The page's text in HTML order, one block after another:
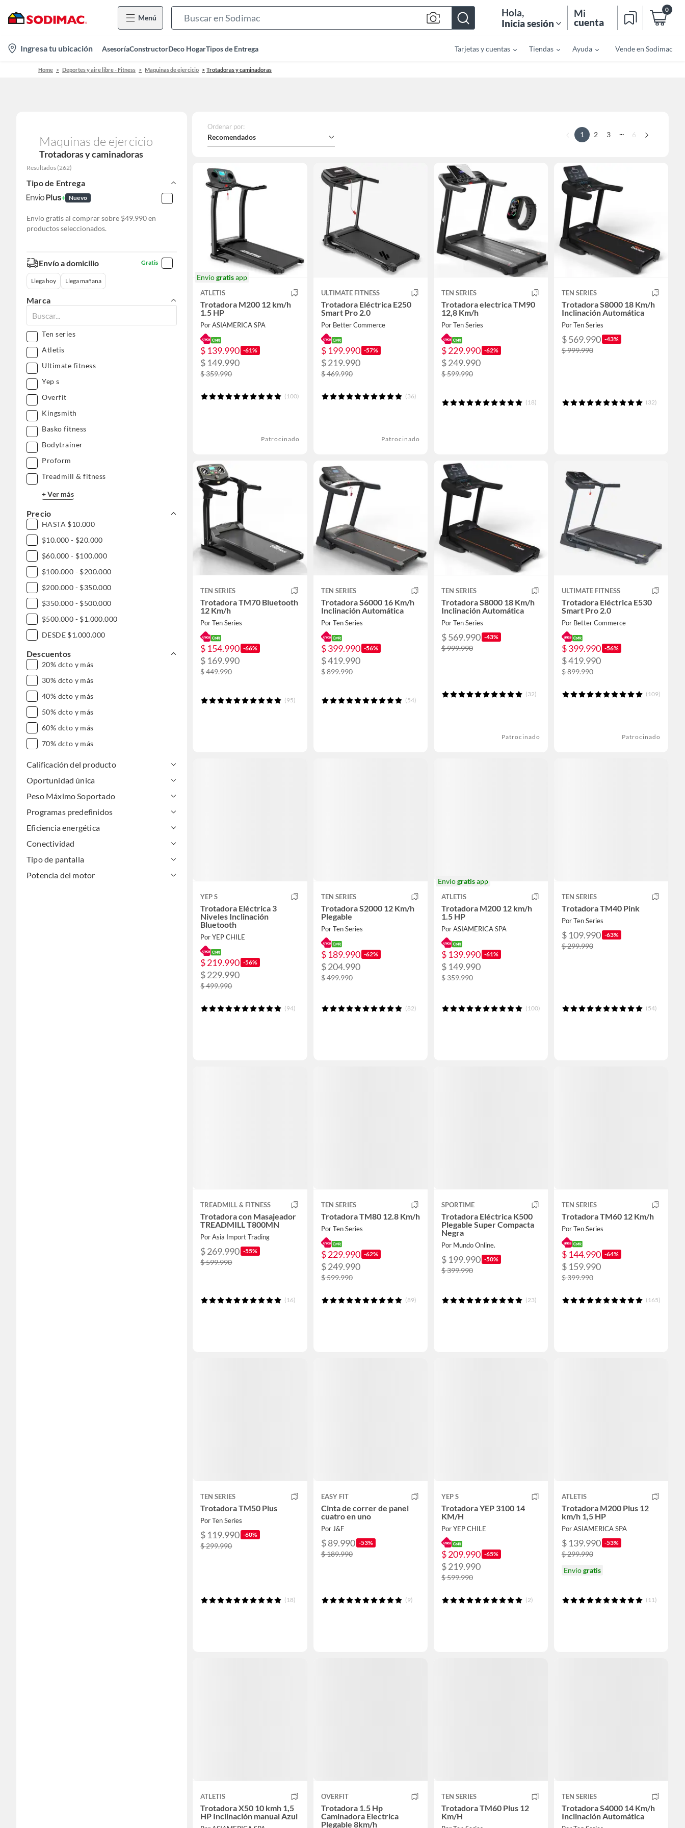
Menú
Bar
Hola,
Inicia sesión
Mi
cuenta
0
location-
icon
Ingresa tu ubicación AsesoríaConstructorDeco HogarTipos de Entrega Tarjetas y cuentas Tiendas Ayuda Vende en Sodimac
Home Deportes y aire libre - Fitness Maquinas de ejercicio Trotadoras y caminadoras
Maquinas de ejercicio
Trotadoras y caminadoras
Resultados (262)
Tipo de Entrega
Nuevo
Envío gratis al comprar sobre $49.990 en
productos seleccionados.
Envío a domicilio Gratis
Llega hoy Llega mañana
Marca
Ten series
Atletis
Ultimate fitness
Yep s
Overfit
Kingsmith
Basko fitness
Bodytrainer
Proform
Treadmill & fitness
+ Ver más
Precio
HASTA $10.000
$10.000 - $20.000
$60.000 - $100.000
$100.000 - $200.000
$200.000 - $350.000
$350.000 - $500.000
$500.000 - $1.000.000
DESDE $1.000.000
Descuentos
20% dcto y más
30% dcto y más
40% dcto y más
50% dcto y más
60% dcto y más
70% dcto y más
Calificación del producto
Oportunidad única
Peso Máximo Soportado
Programas predefinidos
Eficiencia energética
Conectividad
Tipo de pantalla
Potencia del motor
Ordenar por:
Recomendados 1 2 3 ... 6
Envíogratisapp
ATLETIS
Trotadora M200 12 km/h
1.5 HP
Por ASIAMERICA SPA
$ 139.990 -61%
$ 149.990
$ 359.990
(100)
Patrocinado
ULTIMATE FITNESS
Trotadora Eléctrica E250
Smart Pro 2.0
Por Better Commerce
$ 199.990 -57%
$ 219.990
$ 469.990
(36)
Patrocinado
TEN SERIES
Trotadora electrica TM90
12,8 Km/h
Por Ten Series
$ 229.990 -62%
$ 249.990
$ 599.990
(18)
TEN SERIES
Trotadora S8000 18 Km/h
Inclinación Automática
Por Ten Series
$ 569.990 -43%
$ 999.990
(32)
TEN SERIES
Trotadora TM70 Bluetooth
12 Km/h
Por Ten Series
$ 154.990 -66%
$ 169.990
$ 449.990
(95)
TEN SERIES
Trotadora S6000 16 Km/h
Inclinación Automática
Por Ten Series
$ 399.990 -56%
$ 419.990
$ 899.990
(54)
TEN SERIES
Trotadora S8000 18 Km/h
Inclinación Automática
Por Ten Series
$ 569.990 -43%
$ 999.990
(32)
Patrocinado
ULTIMATE FITNESS
Trotadora Eléctrica E530
Smart Pro 2.0
Por Better Commerce
$ 399.990 -56%
$ 419.990
$ 899.990
(109)
Patrocinado
YEP S
Trotadora Eléctrica 3
Niveles Inclinación
Bluetooth
Por YEP CHILE
$ 219.990 -56%
$ 229.990
$ 499.990
(94)
TEN SERIES
Trotadora S2000 12 Km/h
Plegable
Por Ten Series
$ 189.990 -62%
$ 204.990
$ 499.990
(82)
Envíogratisapp
ATLETIS
Trotadora M200 12 km/h
1.5 HP
Por ASIAMERICA SPA
$ 139.990 -61%
$ 149.990
$ 359.990
(100)
TEN SERIES
Trotadora TM40 Pink
Por Ten Series
$ 109.990 -63%
$ 299.990
(54)
TREADMILL & FITNESS
Trotadora con Masajeador
TREADMILL T800MN
Por Asia Import Trading
$ 269.990 -55%
$ 599.990
(16)
TEN SERIES
Trotadora TM80 12.8 Km/h
Por Ten Series
$ 229.990 -62%
$ 249.990
$ 599.990
(89)
SPORTIME
Trotadora Eléctrica K500
Plegable Super Compacta
Negra
Por Mundo Online.
$ 199.990 -50%
$ 399.990
(23)
TEN SERIES
Trotadora TM60 12 Km/h
Por Ten Series
$ 144.990 -64%
$ 159.990
$ 399.990
(165)
TEN SERIES
Trotadora TM50 Plus
Por Ten Series
$ 119.990 -60%
$ 299.990
(18)
EASY FIT
Cinta de correr de panel
cuatro en uno
Por J&F
$ 89.990 -53%
$ 189.990
(9)
YEP S
Trotadora YEP 3100 14
KM/H
Por YEP CHILE
$ 209.990 -65%
$ 219.990
$ 599.990
(2)
ATLETIS
Trotadora M200 Plus 12
km/h 1,5 HP
Por ASIAMERICA SPA
$ 139.990 -53%
$ 299.990
Envíogratis
(11)
ATLETIS
Trotadora X50 10 kmh 1,5
HP Inclinación manual Azul
OVERFIT
Trotadora 1.5 Hp
Caminadora Electrica
Plegable 8km/h
TEN SERIES
Trotadora TM60 Plus 12
Km/H
TEN SERIES
Trotadora S4000 14 Km/h
Inclinación Automática